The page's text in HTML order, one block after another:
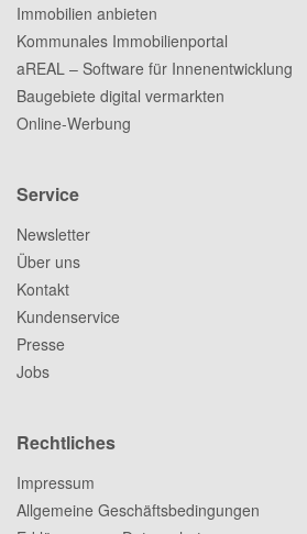
Immobilien anbieten
Kommunales Immobilienportal
aREAL – Software für Innenentwicklung
Baugebiete digital vermarkten
Online-Werbung
Service
Newsletter
Über uns
Kontakt
Kundenservice
Presse
Jobs
Rechtliches
Impressum
Allgemeine Geschäftsbedingungen